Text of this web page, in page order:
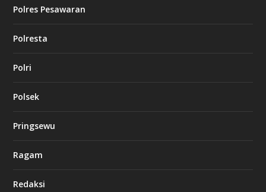
Polres Pesawaran
Polresta
Polri
Polsek
Pringsewu
Ragam
Redaksi